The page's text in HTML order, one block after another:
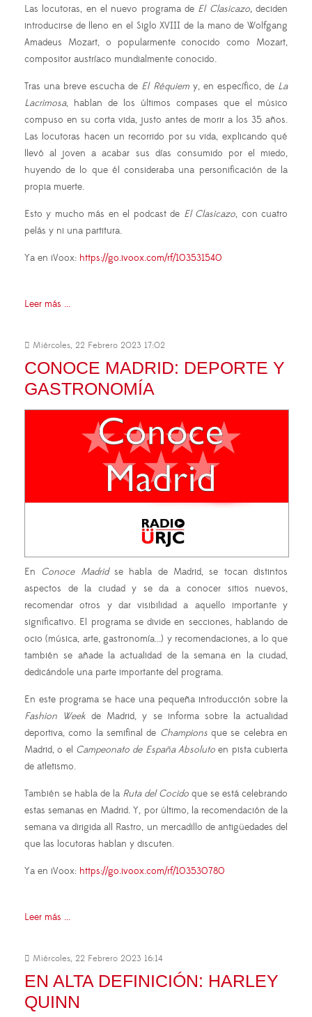
Las locutoras, en el nuevo programa de El Clasicazo,deciden
introducirse de lleno en el Siglo XVIII de la mano de Wolfgang
Amadeus Mozart, o popularmente conocido como Mozart,
compositor austríaco mundialmente conocido.
Tras una breve escucha de El Réquiemy, en específico, de La
Lacrimosa, hablan de los últimos compases que el músico
compuso en su corta vida, justo antes de morir a los 35 años.
Las locutoras hacen un recorrido por su vida, explicando qué
llevó al joven a acabar sus días consumido por el miedo,
huyendo de lo que él consideraba una personificación de la
propia muerte.
Esto y mucho más en el podcast de El Clasicazo, con cuatro
pelás y ni una partitura.
Ya en iVoox: https://go.ivoox.com/rf/103531540
Leer más ...
Miércoles, 22 Febrero 2023 17:02
CONOCE MADRID: DEPORTE Y
GASTRONOMÍA
En Conoce Madridse habla de Madrid, se tocan distintos
aspectos de la ciudad y se da a conocer sitios nuevos,
recomendar otros y dar visibilidad a aquello importante y
significativo. El programa se divide en secciones, hablando de
ocio (música, arte, gastronomía...) y recomendaciones, a lo que
también se añade la actualidad de la semana en la ciudad,
dedicándole una parte importante del programa.
En este programa se hace una pequeña introducción sobre la
Fashion Week de Madrid, y se informa sobre la actualidad
deportiva, como la semifinal de Championsque se celebra en
Madrid, o el Campeonato de España Absoluto en pista cubierta
de atletismo.
También se habla de la Ruta del Cocido que se está celebrando
estas semanas en Madrid. Y, por último, la recomendación de la
semana va dirigida all Rastro, un mercadillo de antigüedades del
que las locutoras hablan y discuten.
Ya en iVoox: https://go.ivoox.com/rf/103530780
Leer más ...
Miércoles, 22 Febrero 2023 16:14
EN ALTA DEFINICIÓN: HARLEY
QUINN